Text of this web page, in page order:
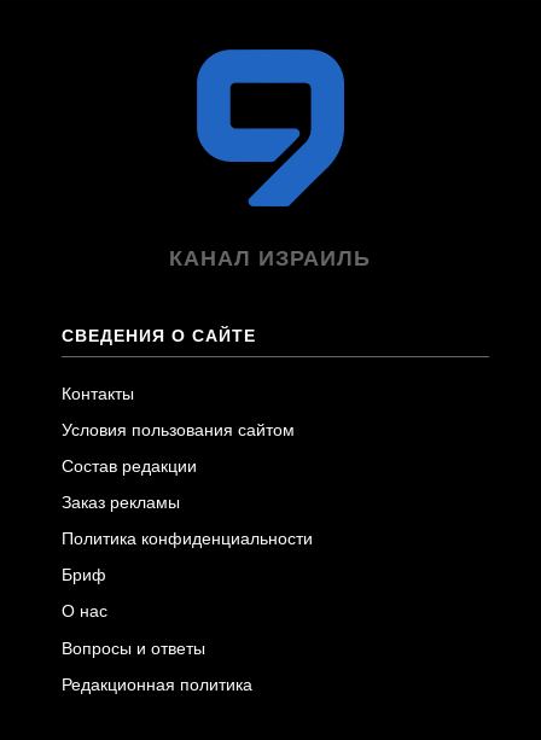
КАНАЛ ИЗРАИЛЬ
СВЕДЕНИЯ О САЙТЕ
Контакты
Условия пользования сайтом
Состав редакции
Заказ рекламы
Политика конфиденциальности
Бриф
О нас
Вопросы и ответы
Редакционная политика